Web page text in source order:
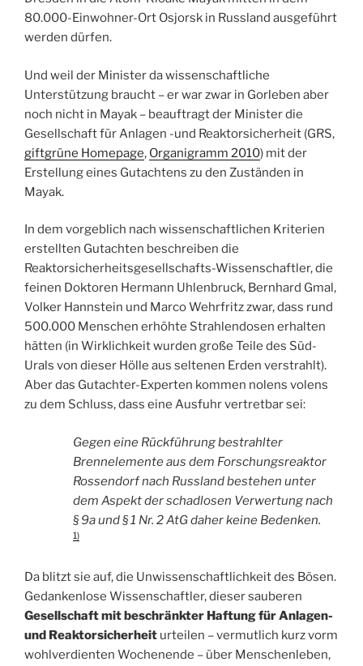
80.000-Einwohner-Ort Osjorsk in Russland ausgeführt
werden dürfen.
Und weil der Minister da wissenschaftliche
Unterstützung braucht – er war zwar in Gorleben aber
noch nicht in Mayak – beauftragt der Minister die
Gesellschaft für Anlagen -und Reaktorsicherheit (GRS,
giftgrüne Homepage, Organigramm 2010) mit der
Erstellung eines Gutachtens zu den Zuständen in
Mayak.
In dem vorgeblich nach wissenschaftlichen Kriterien
erstellten Gutachten beschreiben die
Reaktorsicherheitsgesellschafts-Wissenschaftler, die
feinen Doktoren Hermann Uhlenbruck, Bernhard Gmal,
Volker Hannstein und Marco Wehrfritz zwar, dass rund
500.000 Menschen erhöhte Strahlendosen erhalten
hätten (in Wirklichkeit wurden große Teile des Süd-
Urals von dieser Hölle aus seltenen Erden verstrahlt).
Aber das Gutachter-Experten kommen nolens volens
zu dem Schluss, dass eine Ausfuhr vertretbar sei:
Gegen eine Rückführung bestrahlter
Brennelemente aus dem Forschungsreaktor
Rossendorf nach Russland bestehen unter
dem Aspekt der schadlosen Verwertung nach
§ 9a und § 1 Nr. 2 AtG daher keine Bedenken.
1)
Da blitzt sie auf, die Unwissenschaftlichkeit des Bösen.
Gedankenlose Wissenschaftler, dieser sauberen
Gesellschaft mit beschränkter Haftung für Anlagen-
und Reaktorsicherheit urteilen – vermutlich kurz vorm
wohlverdienten Wochenende – über Menschenleben,